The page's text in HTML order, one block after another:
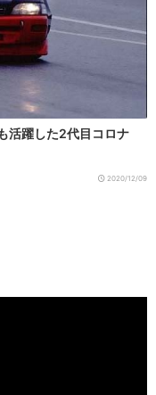
活躍した2代目コロナ
2020/12/09